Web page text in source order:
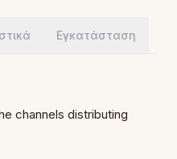
Εγκατάσταση
channels distributing